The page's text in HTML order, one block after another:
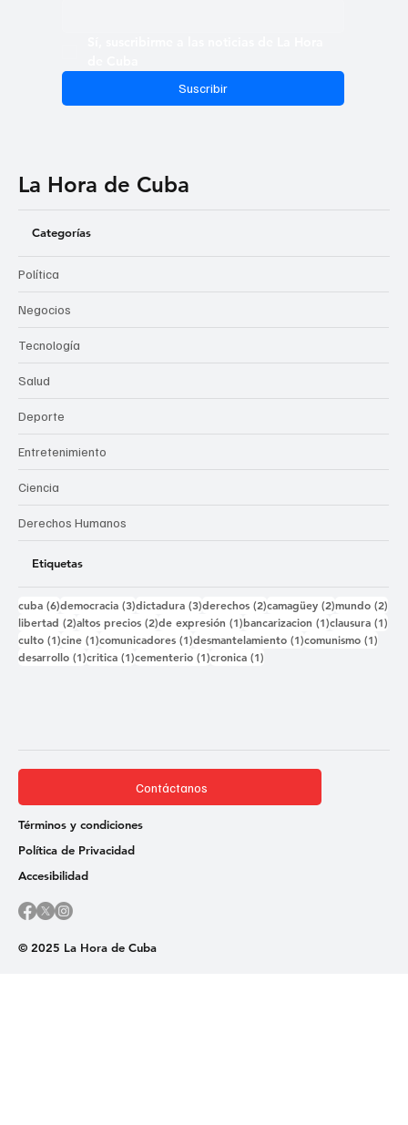
Suscribir
La Hora de Cuba
Categorías
Política
Negocios
Tecnología
Salud
Deporte
Entretenimiento
Ciencia
Derechos Humanos
Etiquetas
cuba (6)6 entradas
democracia (3)3 entradas
dictadura (3)3 entradas
derechos (2)2 entradas
camagüey (2)2 entradas
mundo (2)
libertad (2)2 entradas
altos precios (2)2 entradas
de expresión (1)1 entrada
bancarizacion (1)1 entrada
clausura (1)
culto (1)1 entrada
cine (1)1 entrada
comunicadores (1)1 entrada
desmantelamiento (1)1 entrada
comunismo (1)
desarrollo (1)1 entrada
critica (1)1 entrada
cementerio (1)1 entrada
cronica (1)
© 2025 La Hora de Cuba
Contáctanos
Términos y condiciones
Política de Privacidad
Accesibilidad